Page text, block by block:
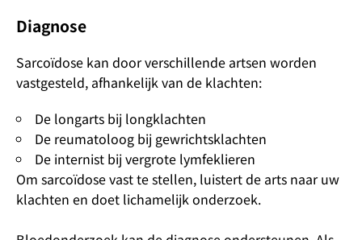
Diagnose
Sarcoïdose kan door verschillende artsen worden
vastgesteld, afhankelijk van de klachten:
De longarts bij longklachten
De reumatoloog bij gewrichtsklachten
De internist bij vergrote lymfeklieren
Om sarcoïdose vast te stellen, luistert de arts naar uw
klachten en doet lichamelijk onderzoek.